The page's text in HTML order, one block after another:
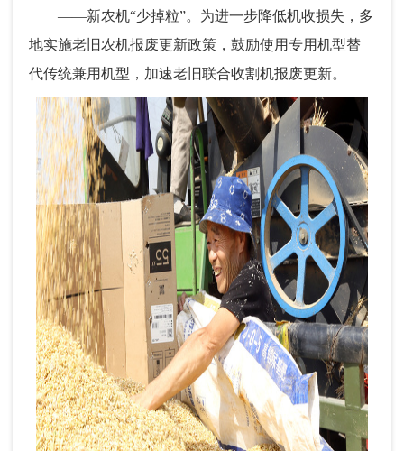
——新农机“少掉粒”。为进一步降低机收损失，多
地实施老旧农机报废更新政策，鼓励使用专用机型替
代传统兼用机型，加速老旧联合收割机报废更新。